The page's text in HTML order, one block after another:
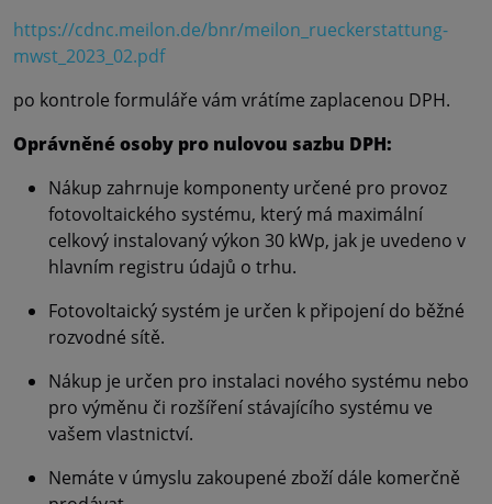
https://cdnc.meilon.de/bnr/meilon_rueckerstattung-
mwst_2023_02.pdf
po kontrole formuláře vám vrátíme zaplacenou DPH.
Oprávněné osoby pro nulovou sazbu DPH:
Nákup zahrnuje komponenty určené pro provoz
fotovoltaického systému, který má maximální
celkový instalovaný výkon 30 kWp, jak je uvedeno v
hlavním registru údajů o trhu.
Fotovoltaický systém je určen k připojení do běžné
rozvodné sítě.
Nákup je určen pro instalaci nového systému nebo
pro výměnu či rozšíření stávajícího systému ve
vašem vlastnictví.
Nemáte v úmyslu zakoupené zboží dále komerčně